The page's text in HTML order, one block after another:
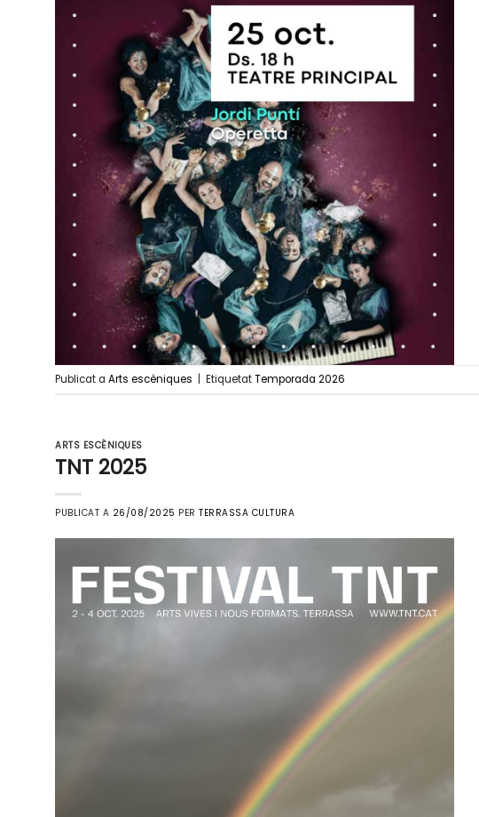
Publicat a Arts escèniques EtiquetatTemporada 2026
ARTS ESCÈNIQUES
TNT 2025
PUBLICAT A 26/08/2025 PERTERRASSA CULTURA